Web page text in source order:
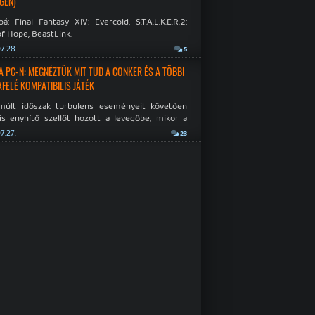
Final Fantasy XIV: Evercold, S.T.A.L.K.E.R.2:
Hope, BeastLink.
5
PC-N: MEGNÉZTÜK MIT TUD A CONKER ÉS A TÖBBI
KOMPATIBILIS JÁTÉK
időszak turbulens eseményeit követően
enyhítő szellőt hozott a levegőbe, mikor a
bejelentette, hogy PC-re is kiterjesztik az
visszafelé kompatibilitást. Lássuk,
23